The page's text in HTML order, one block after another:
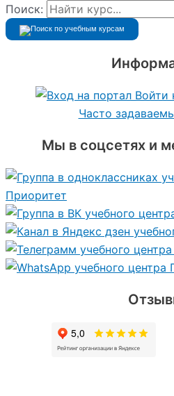
Поиск:
Войти
Часто
Мы в соцсетях и